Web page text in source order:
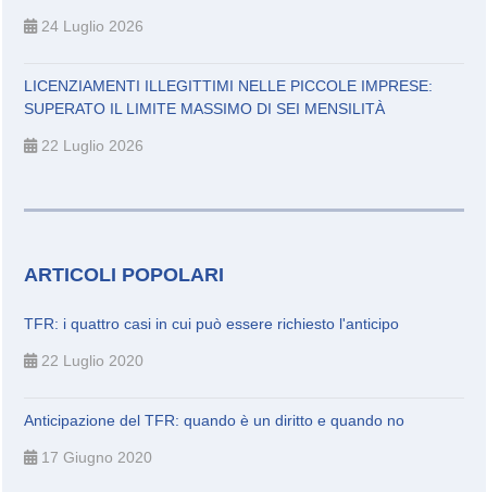
24 Luglio 2026
LICENZIAMENTI ILLEGITTIMI NELLE PICCOLE IMPRESE:
SUPERATO IL LIMITE MASSIMO DI SEI MENSILITÀ
22 Luglio 2026
ARTICOLI POPOLARI
TFR: i quattro casi in cui può essere richiesto l'anticipo
22 Luglio 2020
Anticipazione del TFR: quando è un diritto e quando no
17 Giugno 2020